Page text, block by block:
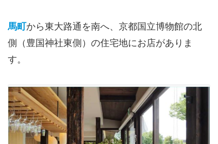
馬町から東大路通を南へ、京都国立博物館の北
側（豊国神社東側）の住宅地にお店がありま
す。